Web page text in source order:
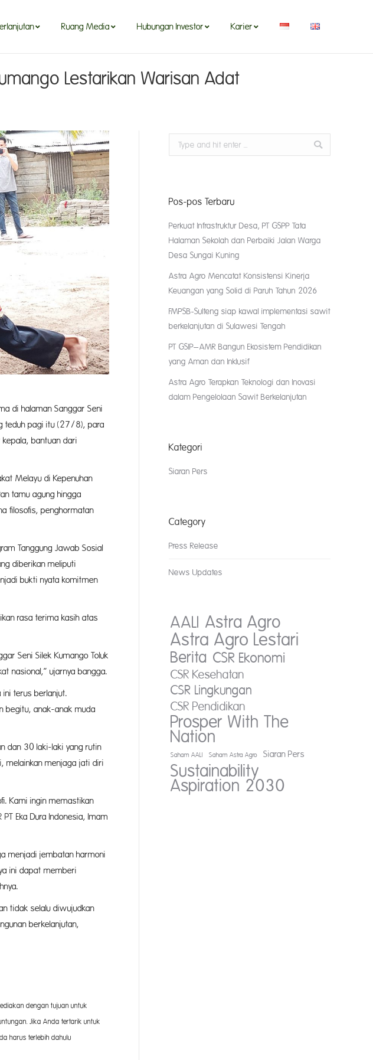
Ruang Media Hubungan Investor Karier
Lestarikan Warisan Adat
di halaman Sanggar Seni
teduh pagi itu (27/8), para
bantuan dari
Melayu di Kepenuhan
tamu agung hingga
filosofis, penghormatan
Tanggung Jawab Sosial
diberikan meliputi
bukti nyata komitmen
rasa terima kasih atas
Seni Silek Kumango Toluk
nasional,” ujarnya bangga.
terus berlanjut.
begitu, anak-anak muda
dan 30 laki-laki yang rutin
melainkan menjaga jati diri
Kami ingin memastikan
Eka Dura Indonesia, Imam
menjadi jembatan harmoni
ini dapat memberi
tidak selalu diwujudkan
berkelanjutan,
dengan tujuan untuk
Jika Anda tertarik untuk
harus terlebih dahulu
Search:
Pos-pos Terbaru
Perkuat Infrastruktur Desa, PT GSPP Tata
Halaman Sekolah dan Perbaiki Jalan Warga
Desa Sungai Kuning
Astra Agro Mencatat Konsistensi Kinerja
Keuangan yang Solid di Paruh Tahun 2026
FMPSB-Sulteng siap kawal implementasi sawit
berkelanjutan di Sulawesi Tengah
PT GSIP–AMR Bangun Ekosistem Pendidikan
yang Aman dan Inklusif
Astra Agro Terapkan Teknologi dan Inovasi
dalam Pengelolaan Sawit Berkelanjutan
Kategori
Siaran Pers
Category
Press Release
News Updates
AALI Astra Agro
Astra Agro Lestari
Berita CSR Ekonomi
CSR Kesehatan
CSR Lingkungan
CSR Pendidikan
Prosper With The
Nation
Saham AALI Saham Astra Agro Siaran Pers
Sustainability
Aspiration 2030
Ruang Media Hubungan Investor Karier